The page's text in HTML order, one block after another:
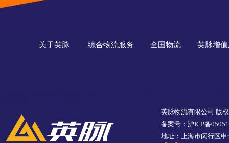
关于英脉 综合物流服务 全国物流 英脉增
英脉物流有限公司 版
备案号：沪ICP备
地址：上海市闵行区